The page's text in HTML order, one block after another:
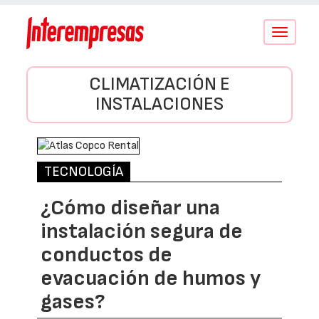
Conmutar
CLIMATIZACIÓN E
INSTALACIONES
TECNOLOGÍA
¿Cómo diseñar una
instalación segura de
conductos de
evacuación de humos y
gases?